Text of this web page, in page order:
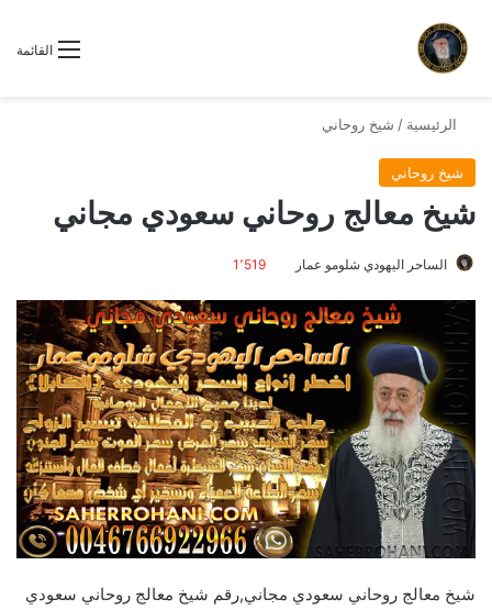
القائمة
الرئيسية / شيخ روحاني
شيخ روحاني
شيخ معالج روحاني سعودي مجاني
الساحر اليهودي شلومو عمار 1٬519
شيخ معالج روحاني سعودي مجاني,رقم شيخ معالج روحاني سعودي